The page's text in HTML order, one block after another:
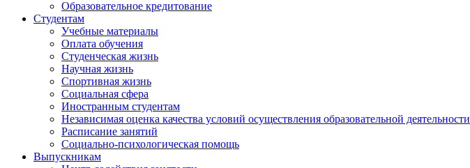
Образовательное кредитование
Студентам
Учебные материалы
Оплата обучения
Студенческая жизнь
Научная жизнь
Спортивная жизнь
Социальная сфера
Иностранным студентам
Независимая оценка качества условий осуществления образовательной деятельности
Расписание занятий
Социально-психологическая помощь
Выпускникам